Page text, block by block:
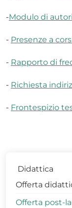
-Modulo di
- Presenze a
- Rapporto di
- Richiesta
- Frontespizio
Didattica
Offerta
Offerta post-